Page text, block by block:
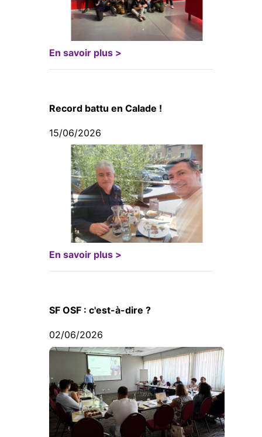
En savoir plus >
Record battu en Calade !
15/06/2026
En savoir plus >
SF OSF : c'est-à-dire ?
02/06/2026